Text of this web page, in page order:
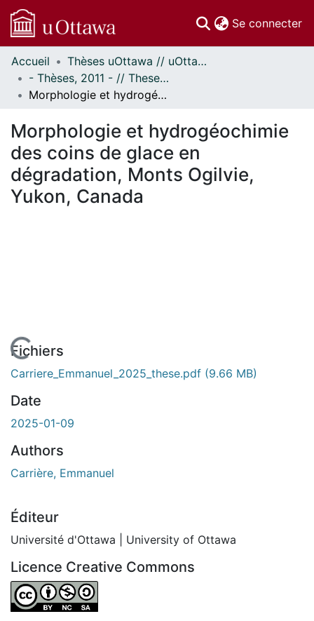
Se connecter
Communautés
et collections
Parcourir
À propos
Accueil
Thèses uOttawa // uOttawa Theses
- Thèses, 2011 - // Theses, 2011 -
Morphologie et hydrogéochimie des coins de glace en dégradation, Monts Ogilvie, Yukon, Canada
Morphologie et hydrogéochimie
des coins de glace en
dégradation, Monts Ogilvie,
Yukon, Canada
En cours de chargement...
Fichiers
Carriere_Emmanuel_2025_these.pdf (9.66 MB)
Date
2025-01-09
Authors
Carrière, Emmanuel
Éditeur
Université d'Ottawa | University of Ottawa
Licence Creative Commons
Attribution-NonCommercial-ShareAlike 4.0 International